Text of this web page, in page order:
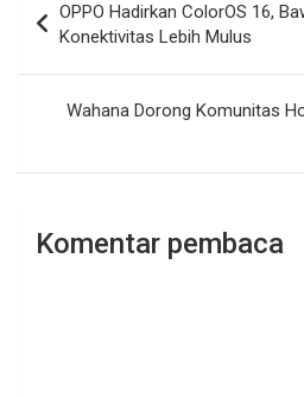
pos
OPPO Hadirkan ColorOS 16,
Konektivitas Lebih Mulus
Wahana Dorong Komunitas
Komentar pembaca